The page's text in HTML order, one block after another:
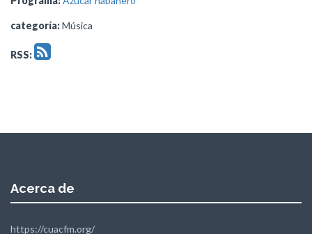
categoría:Música
RSS:
Acerca de
https://cuacfm.org/